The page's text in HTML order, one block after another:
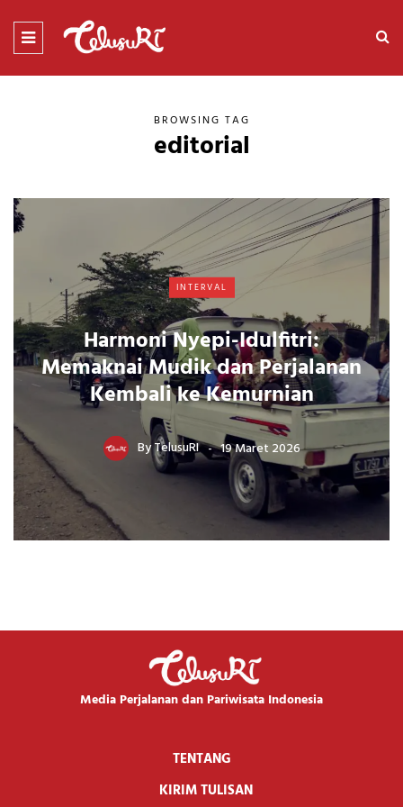
BROWSING TAG
editorial
INTERVAL
Harmoni Nyepi-Idulfitri:
Memaknai Mudik dan Perjalanan
Kembali ke Kemurnian
ByTelusuRI 19 Maret 2026
Media Perjalanan dan Pariwisata Indonesia
TENTANG
KIRIM TULISAN